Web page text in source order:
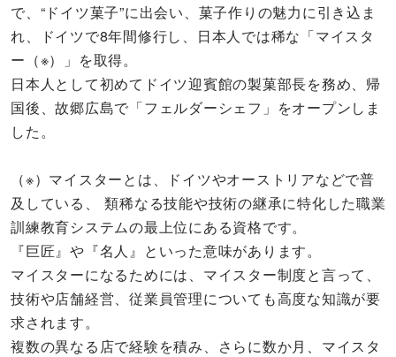
で、“ドイツ菓子”に出会い、菓子作りの魅力に引き込ま
れ、ドイツで8年間修行し、日本人では稀な「マイスタ
ー（※）」を取得。
日本人として初めてドイツ迎賓館の製菓部長を務め、帰
国後、故郷広島で「フェルダーシェフ」をオープンしま
した。
（※）マイスターとは、ドイツやオーストリアなどで普
及している、 類稀なる技能や技術の継承に特化した職業
訓練教育システムの最上位にある資格です。
『巨匠』や『名人』といった意味があります。
マイスターになるためには、マイスター制度と言って、
技術や店舗経営、従業員管理についても高度な知識が要
求されます。
複数の異なる店で経験を積み、さらに数か月、マイスタ